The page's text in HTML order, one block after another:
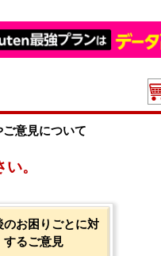
意見について
。
のお困りごとに対
するご意見